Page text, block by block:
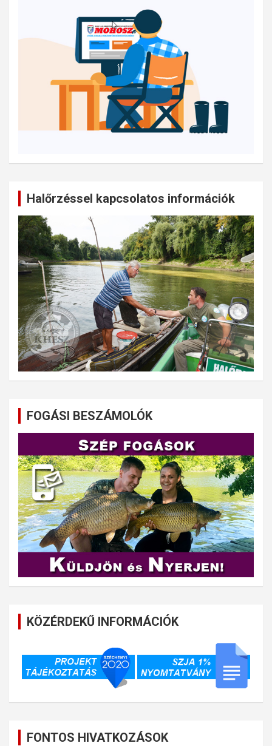
Halőrzéssel kapcsolatos információk
FOGÁSI BESZÁMOLÓK
KÖZÉRDEKŰ INFORMÁCIÓK
FONTOS HIVATKOZÁSOK